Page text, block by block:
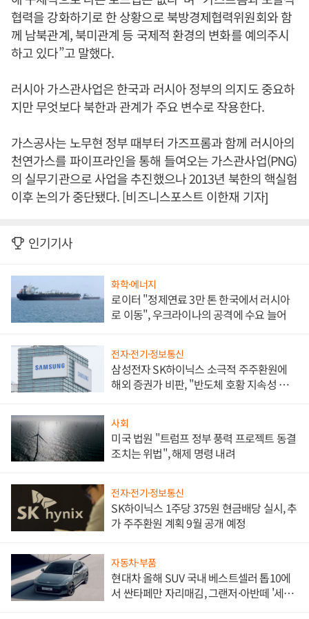
협력을 강화하기로 한 상황으로 북방경제협력위원회와 함
께 남북관계, 북미관계 등 국제적 환경의 변화를 예의주시
하고 있다”고 말했다.
러시아 가스관사업은 한국과 러시아 정부의 의지도 중요하
지만 무엇보다 북한과 관계가 주요 변수로 작용한다.
가스공사는 노무현 정부 때부터 가즈프롬과 함께 러시아의
천연가스를 파이프라인을 통해 들여오는 가스관사업(PNG)
의 실무기관으로 사업을 추진했으나 2013년 북한의 핵실험
이후 논의가 중단됐다. [비즈니스포스트 이한재 기자]
인기기사
화학·에너지
로이터 "정제연료 3만 톤 한국에서 러시아
로 이동", 우크라이나의 공격에 수요 늘어
전자·전기·정보통신
삼성전자 SK하이닉스 소극적 주주환원에
해외 증권가 비판, "반도체 호황 지속성 의
사회
미국 법원 "트럼프 정부 풍력 프로젝트 동결
조치는 위법", 해제 명령 내려
전자·전기·정보통신
SK하이닉스 1주당 375원 현금배당 실시, 추
가 주주환원 계획 9월 공개 예정
자동차·부품
현대차 올해 SUV 국내 베스트셀러 톱10에
서 싼타페만 자리매김, 그랜저·아반떼 '세단